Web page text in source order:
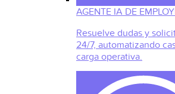
AGENTE IA DE
Resuelve dudas y
24/7, automatizando
carga operativa.